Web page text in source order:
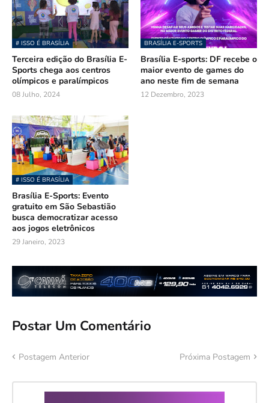
# ISSO É BRASÍLIA
Terceira edição do Brasília E-
Sports chega aos centros
olímpicos e paralímpicos
08 Julho, 2024
BRASÍLIA E-SPORTS
Brasília E-sports: DF recebe o
maior evento de games do
ano neste fim de semana
12 Dezembro, 2023
# ISSO É BRASÍLIA
Brasília E-Sports: Evento
gratuito em São Sebastião
busca democratizar acesso
aos jogos eletrônicos
29 Janeiro, 2023
Postar Um Comentário
Postagem Anterior Próxima Postagem